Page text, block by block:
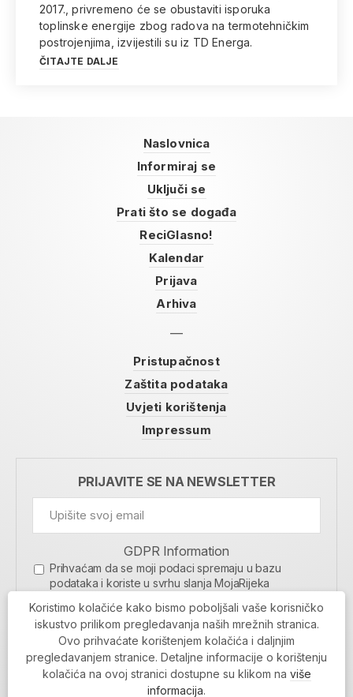
2017., privremeno će se obustaviti isporuka
toplinske energije zbog radova na termotehničkim
postrojenjima, izvijestili su iz TD Energa.
ČITAJTE DALJE
Naslovnica
Informiraj se
Uključi se
Prati što se događa
ReciGlasno!
Kalendar
Prijava
Arhiva
Pristupačnost
Zaštita podataka
Uvjeti korištenja
Impressum
PRIJAVITE SE NA NEWSLETTER
GDPR Information
Prihvaćam da se moji podaci spremaju u bazu
podataka i koriste u svrhu slanja MojaRijeka
MOJARIJEKA NEWSLETTER
PRIJAVI SE
Koristimo kolačiće kako bismo poboljšali vaše korisničko
iskustvo prilikom pregledavanja naših mrežnih stranica.
Ovo prihvaćate korištenjem kolačića i daljnjim
pregledavanjem stranice. Detaljne informacije o korištenju
kolačića na ovoj stranici dostupne su klikom na više
informacija.